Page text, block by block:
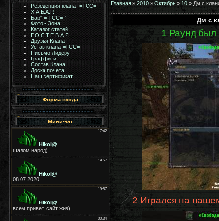
Резеденция клана -=ТСС=-
Х.А.Б.А.Р.
Бар"-= TCC=-"
Фото - Зона
Каталог статей
Г.О.С.Т.Е.В.А.Я.
Друзья Клана
Устав клана-=ТСС=-
Письмо Лидеру
Граффити
Состав Клана
Доска почета
Наш сертификат
Форма входа
Мини-чат
Главная » 2010 » Октябрь » 10 » Дм с
Дм с
1 Раунд был
2 Игрался на